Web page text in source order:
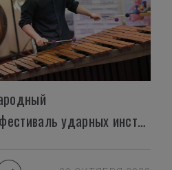
конкурс-фестиваль ударных инструментов «Ударная Волна» стартует в Санкт-Петербурге с 26 ноября